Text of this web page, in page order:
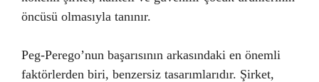
öncüsü olmasıyla tanınır.
Peg-Perego’nun başarısının arkasındaki en önemli
faktörlerden biri, benzersiz tasarımlarıdır. Şirket,